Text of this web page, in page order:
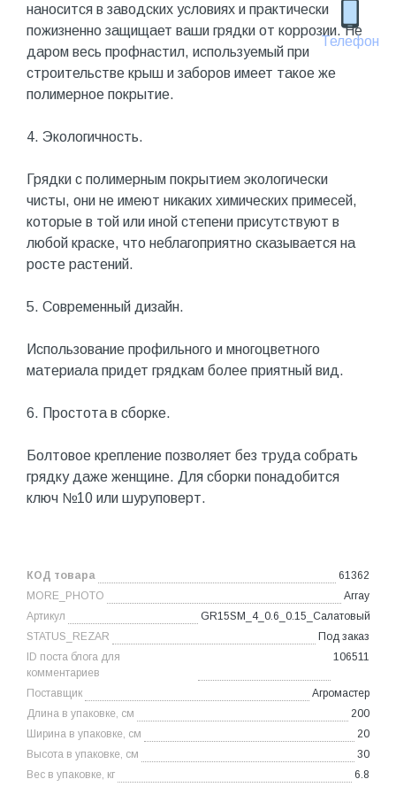
Телефон
наносится в заводских условиях и практически
пожизненно защищает ваши грядки от коррозии. Не
даром весь профнастил, используемый при
строительстве крыш и заборов имеет такое же
полимерное покрытие.
4. Экологичность.
Грядки с полимерным покрытием экологически
чисты, они не имеют никаких химических примесей,
которые в той или иной степени присутствуют в
любой краске, что неблагоприятно сказывается на
росте растений.
5. Современный дизайн.
Использование профильного и многоцветного
материала придет грядкам более приятный вид.
6. Простота в сборке.
Болтовое крепление позволяет без труда собрать
грядку даже женщине. Для сборки понадобится
ключ №10 или шуруповерт.
КОД товара
61362
MORE_PHOTO
Array
Артикул
GR15SM_4_0.6_0.15_Салатовый
STATUS_REZAR
Под заказ
ID поста блога для
комментариев
106511
Поставщик
Агромастер
Длина в упаковке, см
200
Ширина в упаковке, см
20
Высота в упаковке, см
30
Вес в упаковке, кг
6.8